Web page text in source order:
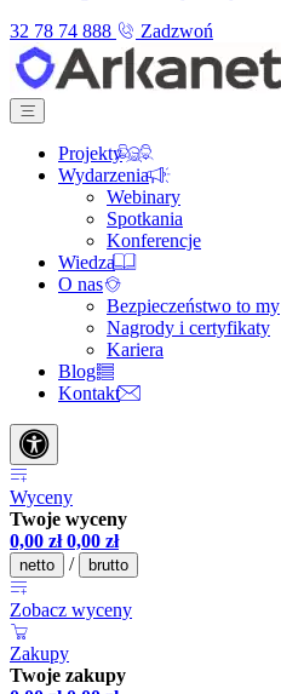
32 78 74 888
Zadzwoń
Projekty
Wydarzenia
Webinary
Spotkania
Konferencje
Wiedza
O nas
Bezpieczeństwo to my
Nagrody i certyfikaty
Kariera
Blog
Kontakt
Wyceny
Twoje wyceny
0,00 zł 0,00 zł
netto / brutto
Zobacz wyceny
Zakupy
Twoje zakupy